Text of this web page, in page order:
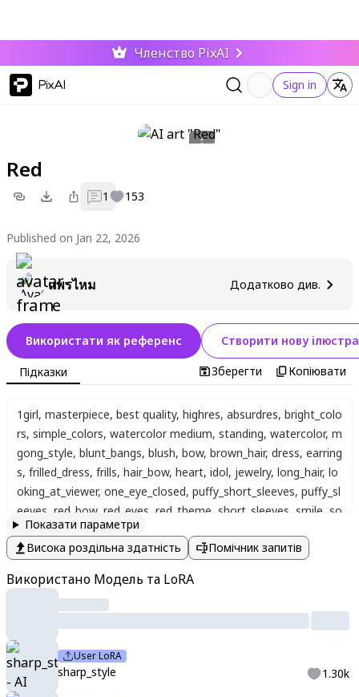
Членство PixAI
PixAI Sign in
Red
1 153
Published on Jan 22, 2026
แพรไหม Додатково див.
Використати як референс Створити нову
Підказки Зберегти Копіювати
1girl, masterpiece, best quality, highres, absurdres, bright_colo
rs, simple_colors, watercolor medium, standing, watercolor, m
gong_style, blunt_bangs, blush, bow, brown_hair, dress, earring
s, frilled_dress, frills, hair_bow, heart, idol, jewelry, long_hair, lo
oking_at_viewer, one_eye_closed, puffy_short_sleeves, puffy_sl
eeves red_bow, red_eyes red_theme short_sleeves smile so
lo, twintails upper_body
lose up, Pan_4_style, hand on own face, light pink background
Показати параметри
Висока роздільна здатність
Помічник запитів
Використано Модель та LoRA
User LoRA
sharp_style 1.30k